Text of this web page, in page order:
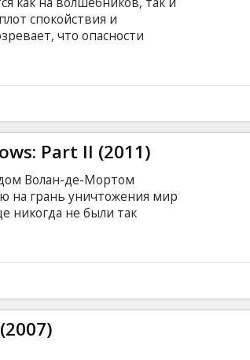
спокойствия и
что опасности
об руку, пытаясь отыскать
берёт на работу своего
может знать
Part II (2011)
Волан-де-Мортом
на грань уничтожения мир
никогда не были так
самым дорогим,
вторая" даст ответы
В этом году самая успешная